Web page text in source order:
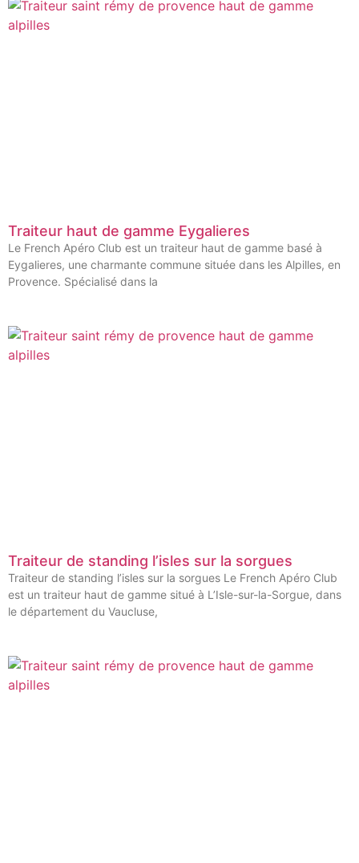
Traiteur haut de gamme Eygalieres
Le French Apéro Club est un traiteur haut de gamme basé à
Eygalieres, une charmante commune située dans les Alpilles, en
Provence. Spécialisé dans la
Traiteur de standing l’isles sur la sorgues
Traiteur de standing l’isles sur la sorgues Le French Apéro Club
est un traiteur haut de gamme situé à L’Isle-sur-la-Sorgue, dans
le département du Vaucluse,